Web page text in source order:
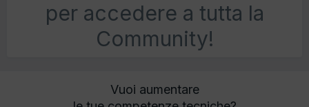
per accedere a tutta la
Community!
Vuoi aumentare